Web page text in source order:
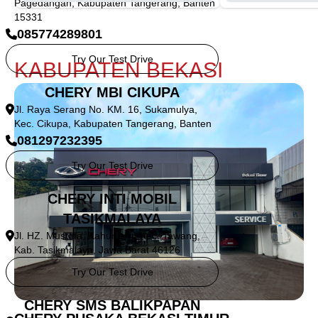
Pagedangan, Kabupaten Tangerang, Banten
15331
085774289801
Try Our Test Drive
CHERY MBI CIKUPA
Jl. Raya Serang No. KM. 16, Sukamulya,
Kec. Cikupa, Kabupaten Tangerang, Banten
081297232395
Try Our Test Drive
CHERY INTI MOBIL
TASIKMALAYA
Jl. HZ. Mustofa, Kahuripan, Kec. Tawang,
Kab. Tasikmalaya, Jawa Barat 46126
Try Our Test Drive
CHERY SMS BALIKPAPAN
KABUPATEN BEKASI